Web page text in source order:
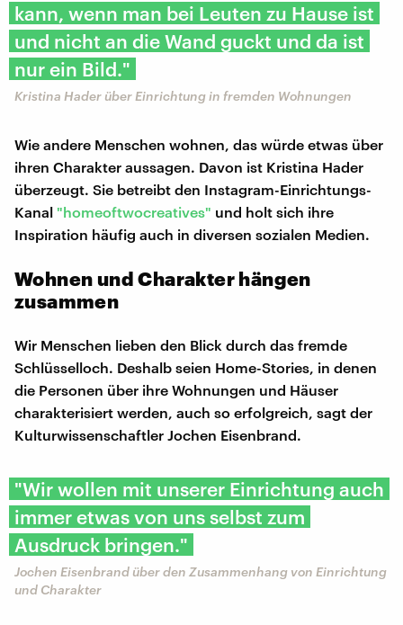
kann, wenn man bei Leuten zu Hause ist
und nicht an die Wand guckt und da ist
nur ein Bild."
Kristina Hader über Einrichtung in fremden Wohnungen
Wie andere Menschen wohnen, das würde etwas über
ihren Charakter aussagen. Davon ist Kristina Hader
überzeugt. Sie betreibt den Instagram-Einrichtungs-
Kanal "homeoftwocreatives" und holt sich ihre
Inspiration häufig auch in diversen sozialen Medien.
Wohnen und Charakter hängen
zusammen
Wir Menschen lieben den Blick durch das fremde
Schlüsselloch. Deshalb seien Home-Stories, in denen
die Personen über ihre Wohnungen und Häuser
charakterisiert werden, auch so erfolgreich, sagt der
Kulturwissenschaftler Jochen Eisenbrand.
"Wir wollen mit unserer Einrichtung auch
immer etwas von uns selbst zum
Ausdruck bringen."
Jochen Eisenbrand über den Zusammenhang von Einrichtung
und Charakter